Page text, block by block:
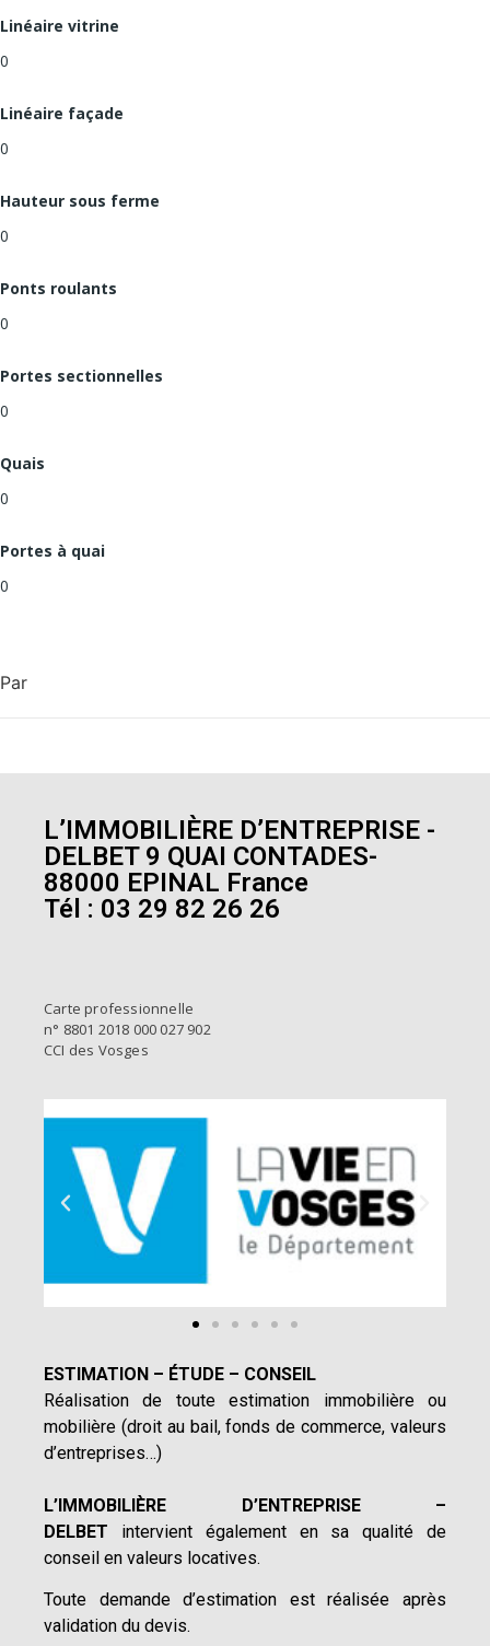
Linéaire vitrine
0
Linéaire façade
0
Hauteur sous ferme
0
Ponts roulants
0
Portes sectionnelles
0
Quais
0
Portes à quai
0
Par
L’IMMOBILIÈRE D’ENTREPRISE -
DELBET 9 QUAI CONTADES-
88000 EPINAL France
Tél : 03 29 82 26 26
Carte professionnelle
n° 8801 2018 000 027 902
CCI des Vosges
ESTIMATION – ÉTUDE – CONSEIL
Réalisation de toute estimation immobilière ou
mobilière (droit au bail, fonds de commerce, valeurs
d’entreprises…)
L’IMMOBILIÈRE D’ENTREPRISE –
DELBET intervient également en sa qualité de
conseil en valeurs locatives.
Toute demande d’estimation est réalisée après
validation du devis.